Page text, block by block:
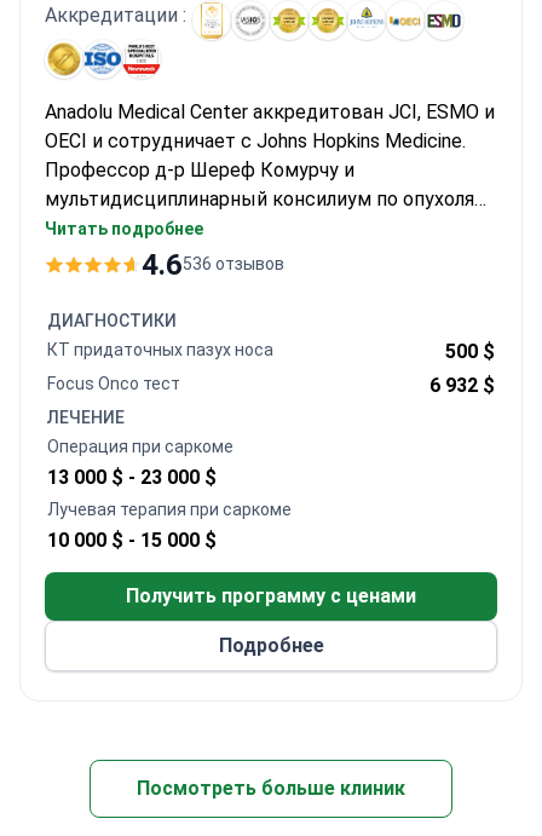
Аккредитации :
Anadolu Medical Center аккредитован JCI, ESMO и
OECI и сотрудничает с Johns Hopkins Medicine.
Профессор д-р Шереф Комурчу и
мультидисциплинарный консилиум по опухолям
разрабатывают индивидуальный план лечения
саркомы. Диагностика начинается с анализа
Операция по поводу саркомы с пребыванием 8–
10 ночей для пациента и сопровождающего
обычно стоит 13 000–23 000 $, включая
исследование. Лучевая терапия может стоить
около 10 000–15 000 $.
Читать подробнее
4.6536 отзывов
ДИАГНОСТИКИ
КТ придаточных пазух носа
500 $
Focus Onco тест 6 932 $
ЛЕЧЕНИЕ
Операция при саркоме
13 000 $ - 23 000 $
Лучевая терапия при саркоме
10 000 $ - 15 000 $
Получить программу с ценами
Подробнее
Посмотреть больше клиник